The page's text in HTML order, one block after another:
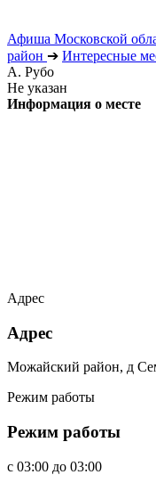
Афиша Московской
район ➔ Интересные
А. Рубо
Не указан
Информация о месте
Адрес
Адрес
Можайский район, д
Режим работы
Режим работы
c 03:00 до 03:00